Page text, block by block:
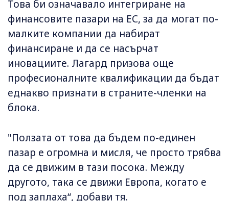
Това би означавало интегриране на
финансовите пазари на ЕС, за да могат по-
малките компании да набират
финансиране и да се насърчат
иновациите. Лагард призова още
професионалните квалификации да бъдат
еднакво признати в страните-членки на
блока.
"Ползата от това да бъдем по-единен
пазар е огромна и мисля, че просто трябва
да се движим в тази посока. Между
другото, така се движи Европа, когато е
под заплаха“, добави тя.